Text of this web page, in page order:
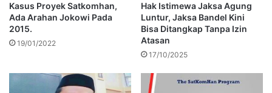
Kasus Proyek Satkomhan,
Ada Arahan Jokowi Pada
2015.
19/01/2022
Hak Istimewa Jaksa Agung
Luntur, Jaksa Bandel Kini
Bisa Ditangkap Tanpa Izin
Atasan
17/10/2025